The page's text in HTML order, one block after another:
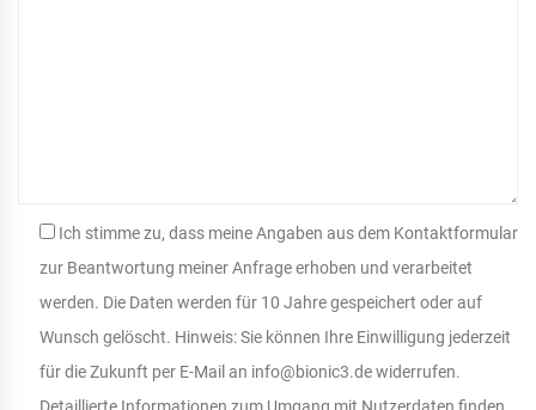
Ich stimme zu, dass meine Angaben aus dem Kontaktformular
zur Beantwortung meiner Anfrage erhoben und verarbeitet
werden. Die Daten werden für 10 Jahre gespeichert oder auf
Wunsch gelöscht. Hinweis: Sie können Ihre Einwilligung jederzeit
für die Zukunft per E-Mail an info@bionic3.de widerrufen.
Detaillierte Informationen zum Umgang mit Nutzerdaten finden